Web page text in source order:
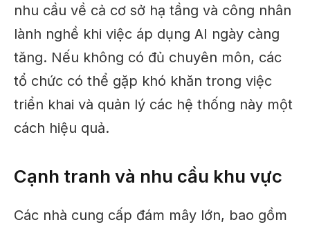
nhu cầu về cả cơ sở hạ tầng và công nhân
lành nghề khi việc áp dụng AI ngày càng
tăng. Nếu không có đủ chuyên môn, các
tổ chức có thể gặp khó khăn trong việc
triển khai và quản lý các hệ thống này một
cách hiệu quả.
Cạnh tranh và nhu cầu khu vực
Các nhà cung cấp đám mây lớn, bao gồm